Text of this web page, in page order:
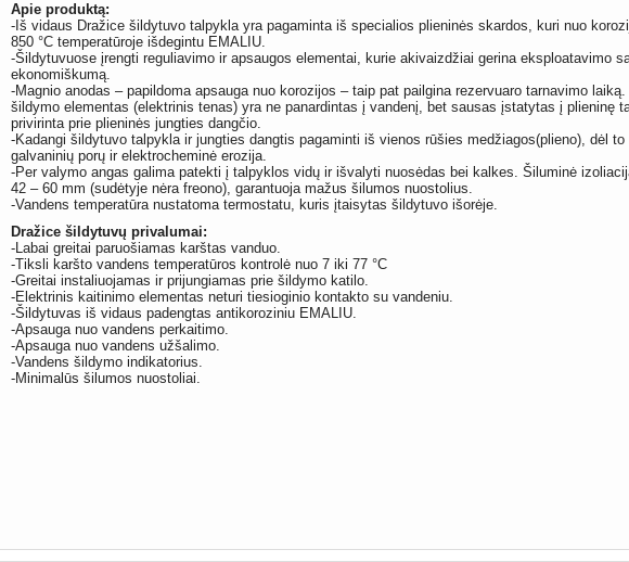
Apie produktą:
-Iš vidaus Dražice šildytuvo talpykla yra pagaminta iš specialios plieninės skardos, kuri nuo
850 °C temperatūroje išdegintu EMALIU.
-Šildytuvuose įrengti reguliavimo ir apsaugos elementai, kurie akivaizdžiai gerina eksploatavimo
ekonomiškumą.
-Magnio anodas – papildoma apsauga nuo korozijos – taip pat pailgina rezervuaro tarnavimo
šildymo elementas (elektrinis tenas) yra ne panardintas į vandenį, bet sausas įstatytas į plieninę
privirinta prie plieninės jungties dangčio.
-Kadangi šildytuvo talpykla ir jungties dangtis pagaminti iš vienos rūšies medžiagos(plieno), dėl to
galvaninių porų ir elektrocheminė erozija.
-Per valymo angas galima patekti į talpyklos vidų ir išvalyti nuosėdas bei kalkes. Šiluminė
42 – 60 mm (sudėtyje nėra freono), garantuoja mažus šilumos nuostolius.
-Vandens temperatūra nustatoma termostatu, kuris įtaisytas šildytuvo išorėje.
Dražice šildytuvų privalumai:
-Labai greitai paruošiamas karštas vanduo.
-Tiksli karšto vandens temperatūros kontrolė nuo 7 iki 77 °C
-Greitai instaliuojamas ir prijungiamas prie šildymo katilo.
-Elektrinis kaitinimo elementas neturi tiesioginio kontakto su vandeniu.
-Šildytuvas iš vidaus padengtas antikoroziniu EMALIU.
-Apsauga nuo vandens perkaitimo.
-Apsauga nuo vandens užšalimo.
-Vandens šildymo indikatorius.
-Minimalūs šilumos nuostoliai.